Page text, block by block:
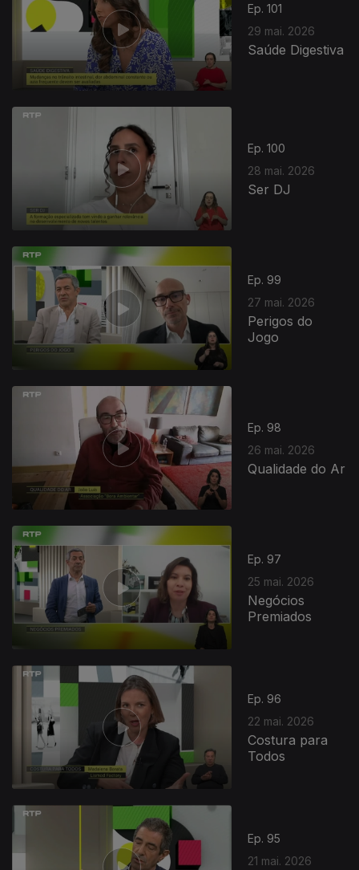
Ep. 101
29 mai. 2026
Saúde Digestiva
Ep. 100
28 mai. 2026
Ser DJ
Ep. 99
27 mai. 2026
Perigos do
Jogo
Ep. 98
26 mai. 2026
Qualidade do Ar
931671
Ep. 97
25 mai. 2026
Negócios
Premiados
Ep. 96
22 mai. 2026
Costura para
Todos
Ep. 95
21 mai. 2026